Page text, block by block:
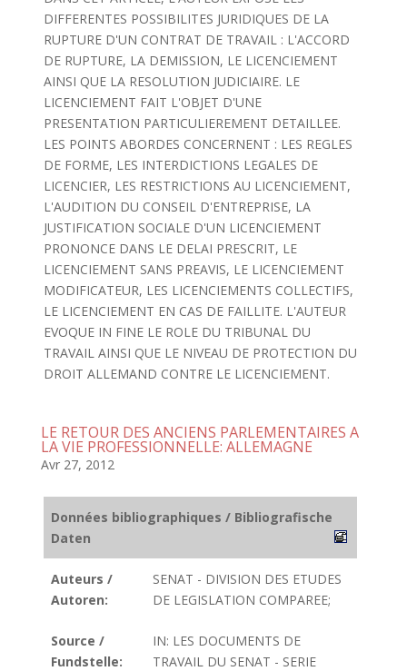
DIFFERENTES POSSIBILITES JURIDIQUES DE LA
RUPTURE D'UN CONTRAT DE TRAVAIL : L'ACCORD
DE RUPTURE, LA DEMISSION, LE LICENCIEMENT
AINSI QUE LA RESOLUTION JUDICIAIRE. LE
LICENCIEMENT FAIT L'OBJET D'UNE
PRESENTATION PARTICULIEREMENT DETAILLEE.
LES POINTS ABORDES CONCERNENT : LES REGLES
DE FORME, LES INTERDICTIONS LEGALES DE
LICENCIER, LES RESTRICTIONS AU LICENCIEMENT,
L'AUDITION DU CONSEIL D'ENTREPRISE, LA
JUSTIFICATION SOCIALE D'UN LICENCIEMENT
PRONONCE DANS LE DELAI PRESCRIT, LE
LICENCIEMENT SANS PREAVIS, LE LICENCIEMENT
MODIFICATEUR, LES LICENCIEMENTS COLLECTIFS,
LE LICENCIEMENT EN CAS DE FAILLITE. L'AUTEUR
EVOQUE IN FINE LE ROLE DU TRIBUNAL DU
TRAVAIL AINSI QUE LE NIVEAU DE PROTECTION DU
DROIT ALLEMAND CONTRE LE LICENCIEMENT.
LE RETOUR DES ANCIENS PARLEMENTAIRES A
LA VIE PROFESSIONNELLE: ALLEMAGNE
Avr 27, 2012
Données bibliographiques / Bibliografische
Daten
Auteurs /
Autoren:
SENAT - DIVISION DES ETUDES
DE LEGISLATION COMPAREE;
Source /
Fundstelle:
IN: LES DOCUMENTS DE
TRAVAIL DU SENAT - SERIE